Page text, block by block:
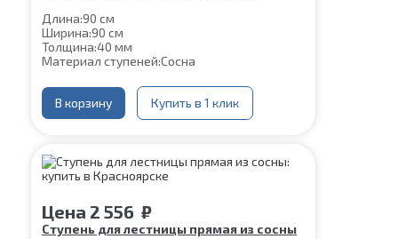
Длина:90 см
Ширина:90 см
Толщина:40 мм
Материал ступеней:Сосна
В корзину Купить в 1 клик
Цена 2 556 ₽
Ступень для лестницы прямая из сосны